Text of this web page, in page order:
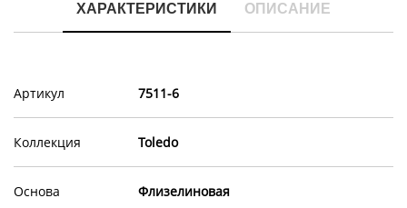
ХАРАКТЕРИСТИКИ ОПИСАНИЕ
Артикул 7511-6
Коллекция Toledo
Основа Флизелиновая